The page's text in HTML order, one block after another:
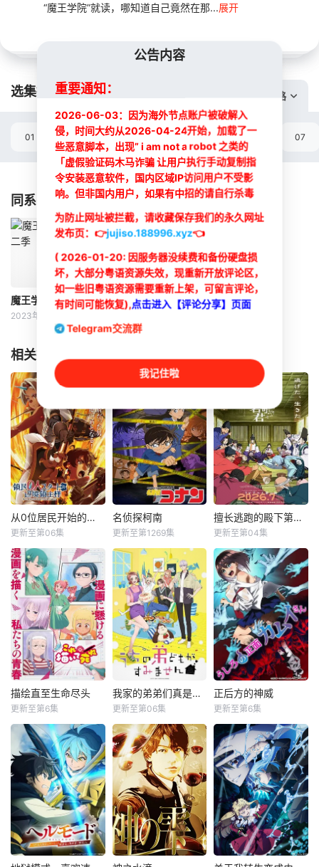
“魔王学院”就读，哪知道自己竟然在那...展开
选集播放: 切换线路
选集
01 02 03 04 05 07
同系列影片
魔王学院的不适合者 第二季
2023年
相关推荐
从0位居民开始的边境领主大人
若山诗音
坂泰斗
因长期在战争中活
跃，而被称为〝救
国英雄〞的男人
——迪亚斯。 他所
收到的唯一奖励就
只有——广阔的领
地。 与生活在当地
的鬼人族少女‧阿尔
娜相遇后，开始了
人生。
从0位居民开始的边境领主大人
更新至第06集
简体中字
名侦探柯南
山崎和佳奈
神谷明
工藤新一是全国著
名的高中生侦探，
在一次追查黑衣人
犯罪团伙时不幸被
团伙成员发现，击
晕后喂了神奇的药
水，工藤新一变回
了小孩！新一找到
了经常帮助他的阿
度身打造不少间谍
武器。为了防止犯
罪团
名侦探柯南
更新至第1269集
擅长逃跑的殿下第二季
矢野妃菜喜
日野麻里
公元1333年，为武
士统治日本奠定基
石的镰仓幕府，因
其所信任的幕臣
——足利尊氏的谋
反而宣告灭亡。 失
去了一切、被推入
绝望深渊的幕府正
统继承人——北条
的神官——诹访赖
重的手中引导下，
逃离了化为一片火
海的镰仓……。 在
逃亡抵达的诹访之
地，时行与值得信
赖的伙伴结成了
「逃少党」，并借
由「逃跑」与「活
下去」来克服重重
擅长逃跑的殿下第二季
更新至第04集
描绘直至生命尽头
早见沙织
仁见纱绫
女高中生安海相非
常喜欢看漫画，尤
其是 ☆野0 的《机
器太与狸太》。国
文老师手岛斥责她
是浪费生命、声称
漫画都是虚构，在
描绘直至生命尽头
更新至第6集
我家的弟弟们真是让您费心了
增田俊树
八代拓
高一结束的春假，
糸因为母亲再婚而
搬家。 但让她没想
到的是，竟多了四
个弟弟，令她大为
震惊！ 虽然她全力
想与新家人打好关
我家的弟弟们真是让您费心了
更新至第06集
正后方的神威
井泽诗织
杉田智和
能看见幽灵的
平凡女高中生·志津
香，利用容易吸引
幽灵的特殊体质，
从旁协助知名灵能
力者·神威除灵。 拥
有压倒
正后方的神威
更新至第6集
公告内容
重要通知：
2026-06-03：因为海外节点账户被破解入
侵，时间大约从2026-04-24开始，加载了一
些恶意脚本，出现” i am not a robot 之类的
「虚假验证码木马诈骗 让用户执行手动复制指
令安装恶意软件，国内区域IP访问用户不受影
响。但非国内用户，如果有中招的请自行杀毒
为防止网址被拦截，请收藏保存我们的永久网址
发布页： 👉jujiso.188996.xyz👈
( 2026-01-20: 因服务器没续费和备份硬盘损
坏，大部分粤语资源失效，现重新开放评论区，
如一些旧粤语资源需要重新上架，可留言评论，
有时间可能恢复),点击进入【评论分享】页面
Telegram交流群
我记住啦